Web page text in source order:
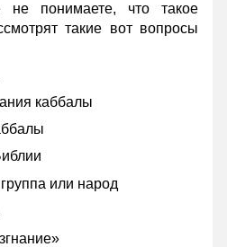
понимаете, что такое
такие вот вопросы
каббалы
или народ